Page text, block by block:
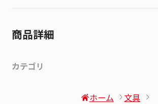
商品詳細
カテゴリ
ホーム 文具